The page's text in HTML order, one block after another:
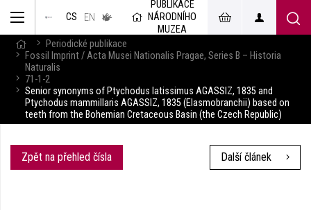
CS EN
v českém
jazyce
PUBLIKACE
NÁRODNÍHO
MUZEA
Periodické publikace
Fossil Imprint / Acta Musei Nationalis Pragae, Series B – Historia
Naturalis
71-1-2
Senior synonyms of Ptychodus latissimus AGASSIZ, 1835 and
Ptychodus mammillaris AGASSIZ, 1835 (Elasmobranchii) based on
teeth from the Bohemian Cretaceous Basin (the Czech Republic)
Zpět na přehled čísla Další článek